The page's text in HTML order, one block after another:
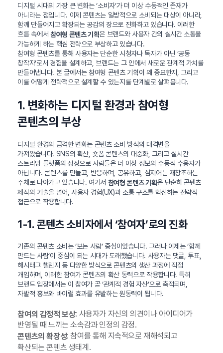
디지털 시대의 가장 큰 변화는 ‘소비자’가 더 이상 수동적인 존재가
아니라는 점입니다. 이제 콘텐츠는 일방적으로 소비되는 대상이 아니라,
함께 만들어지고 확장되는 공감의 장으로 진화하고 있습니다. 이러한
흐름 속에서 참여형 콘텐츠 기획은 브랜드와 사용자 간의 실시간 소통을
가능하게 하는 핵심 전략으로 부상하고 있습니다.
참여형 콘텐츠를 통해 사용자는 단순한 시청자나 독자가 아닌 ‘공동
창작자’로서 경험을 설계하고, 브랜드는 그 안에서 새로운 관계적 가치를
만들어냅니다. 본 글에서는 참여형 콘텐츠 기획이 왜 중요한지, 그리고
이를 어떻게 전략적으로 설계할 수 있는지를 단계별로 살펴봅니다.
1. 변화하는 디지털 환경과 참여형
콘텐츠의 부상
디지털 환경의 급격한 변화는 콘텐츠 소비 방식의 대격변을
가져왔습니다. SNS의 확산, 숏폼 콘텐츠의 대중화, 그리고 실시간
스트리밍 플랫폼의 성장으로 사람들은 더 이상 정보의 수동적 수용자가
아닙니다. 콘텐츠를 만들고, 반응하며, 공유하고, 심지어는 재창조하는
주체로 나아가고 있습니다. 여기서 참여형 콘텐츠 기획은 단순히 콘텐츠
제작의 기술을 넘어, 사용자 경험(UX)과 소통 구조를 혁신하는 전략적
접근으로 작용합니다.
1-1. 콘텐츠 소비자에서 ‘참여자’로의 진화
기존의 콘텐츠 소비는 ‘보는 사람’ 중심이었습니다. 그러나 이제는 ‘함께
만드는 사람’이 중심이 되는 시대가 도래했습니다. 사용자는 댓글, 투표,
해시태그 챌린지 등 다양한 방식으로 콘텐츠의 생산 과정에 직접
개입하며, 이러한 참여가 콘텐츠의 확산 동력으로 작용합니다. 특히
브랜드 입장에서는 이 참여가 곧 ‘관계적 경험 자산’으로 축적되며,
자발적 홍보와 바이럴 효과를 유발하는 원동력이 됩니다.
참여의 감정적 보상: 사용자가 자신의 의견이나 아이디어가
반영될 때 느끼는 소속감과 인정의 감정.
콘텐츠의 확장성: 참여를 통해 지속적으로 재해석되고
확산되는 콘텐츠 생태계.